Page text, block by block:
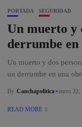
PORTADA SEGURIDAD
Un muerto y
derrumbe
Un muerto y dos
un derrumbe en una
By Canchapolitica enero 22,
READ MORE